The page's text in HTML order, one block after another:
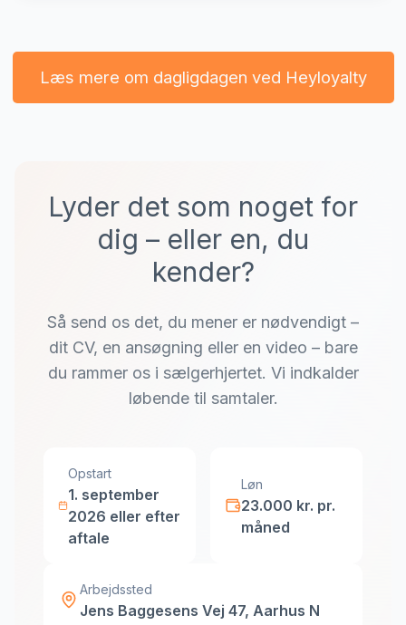
Læs mere om dagligdagen ved Heyloyalty
Lyder det som noget for
dig – eller en, du
kender?
Så send os det, du mener er nødvendigt –
dit CV, en ansøgning eller en video – bare
du rammer os i sælgerhjertet. Vi indkalder
løbende til samtaler.
Opstart
1. september
2026 eller efter
aftale
Løn
23.000 kr. pr.
måned
Arbejdssted
Jens Baggesens Vej 47, Aarhus N